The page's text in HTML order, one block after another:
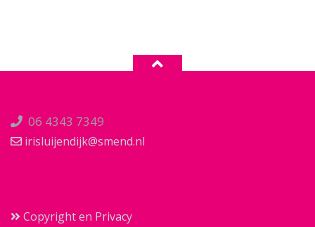
06 4343 7349
irisluijendijk@smend.nl
Copyright en Privacy